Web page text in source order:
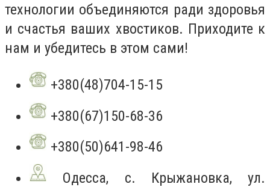
технологии объединяются ради здоровья
и счастья ваших хвостиков. Приходите к
нам и убедитесь в этом сами!
+380(48)704-15-15
+380(67)150-68-36
+380(50)641-98-46
Одесса, с. Крыжановка, ул.